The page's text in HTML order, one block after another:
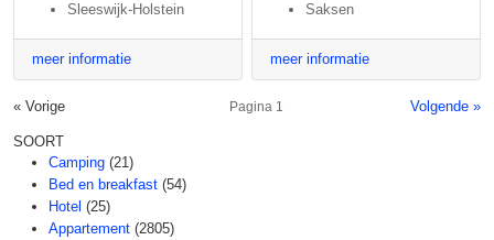
Sleeswijk-Holstein
meer informatie
Saksen
meer informatie
« Vorige Volgende »
Pagina 1
SOORT
Camping (21)
Bed en breakfast (54)
Hotel (25)
Appartement (2805)